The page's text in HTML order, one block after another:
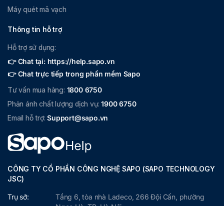
Máy quét mã vạch
Thông tin hỗ trợ
Hỗ trợ sử dụng:
👉 Chat tại: https://help.sapo.vn
👉 Chat trực tiếp trong phần mềm Sapo
Tư vấn mua hàng: 1800 6750
Phản ánh chất lượng dịch vụ:1900 6750
Email hỗ trợ:Support@sapo.vn
CÔNG TY CỔ PHẦN CÔNG NGHỆ SAPO (SAPO TECHNOLOGY
JSC)
Trụ sở:
Tầng 6, tòa nhà Ladeco, 266 Đội Cấn, phường